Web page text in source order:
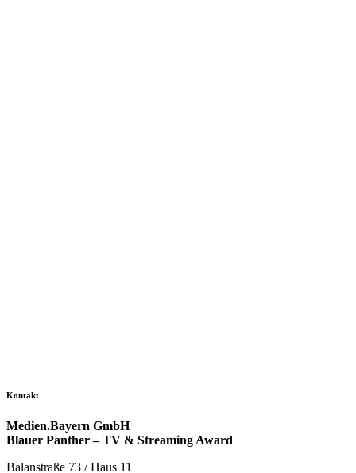
Kontakt
Medien.Bayern GmbH
Blauer Panther – TV & Streaming Award
Balanstraße 73 / Haus 11